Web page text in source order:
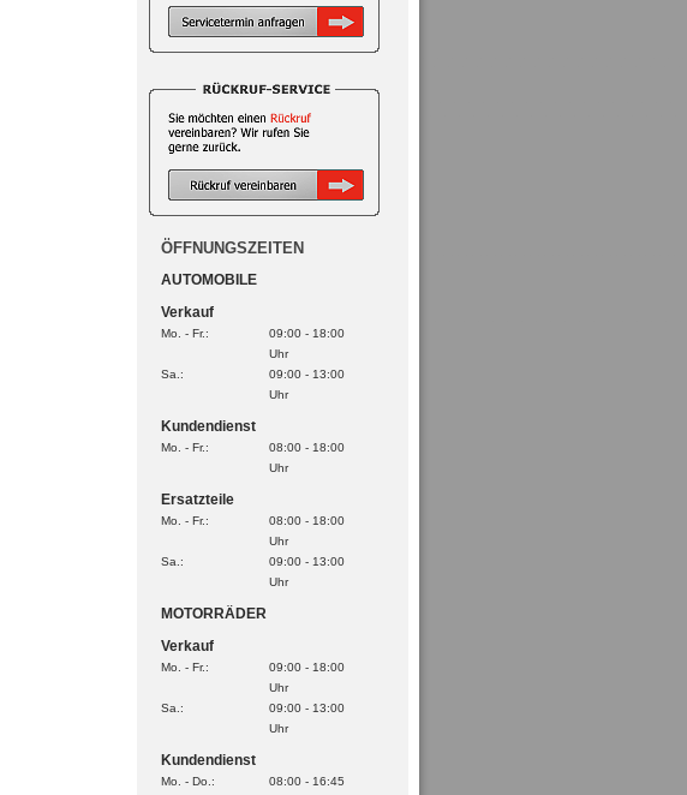
ÖFFNUNGSZEITEN
AUTOMOBILE
Verkauf
Mo. - Fr.:
09:00 - 18:00
Uhr
Sa.:
09:00 - 13:00
Uhr
Kundendienst
Mo. - Fr.:
08:00 - 18:00
Uhr
Ersatzteile
Mo. - Fr.:
08:00 - 18:00
Uhr
Sa.:
09:00 - 13:00
Uhr
MOTORRÄDER
Verkauf
Mo. - Fr.:
09:00 - 18:00
Uhr
Sa.:
09:00 - 13:00
Uhr
Kundendienst
Mo. - Do.: 08:00 - 16:45